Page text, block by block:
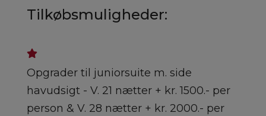
Tilkøbsmuligheder:
Opgrader til juniorsuite m. side
havudsigt - V. 21 nætter + kr. 1500.- per
person & V. 28 nætter + kr. 2000.- per